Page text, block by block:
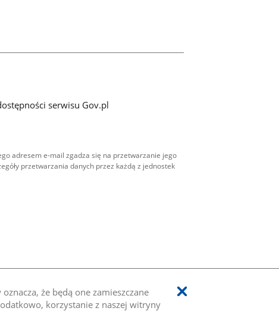
że będą one zamieszczane
korzystanie z naszej witryny
serwisu Gov.pl
adresem e-mail zgadza się na przetwarzanie jego
przetwarzania danych przez każdą z jednostek